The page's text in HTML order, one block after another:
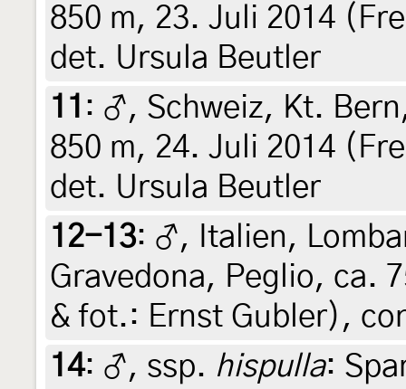
850 m, 23. Juli 2014
det. Ursula Beutler
11 : ♂, Schweiz, Kt.
850 m, 24. Juli 2014
det. Ursula Beutler
12-13: ♂, Italien,
Gravedona, Peglio, ca.
& fot.: Ernst Gubler),
14: ♂, ssp. hispulla: